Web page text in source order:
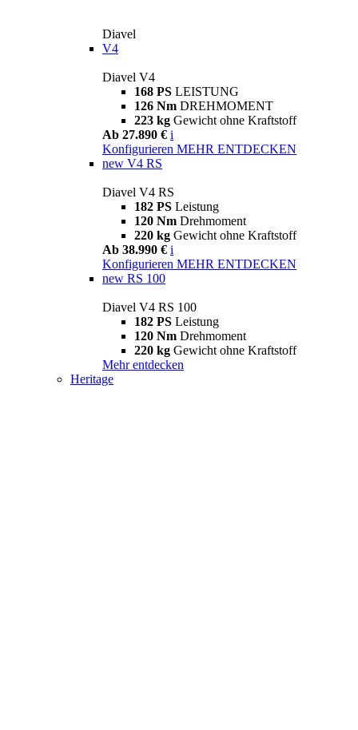
Diavel
V4
Diavel V4
168 PS LEISTUNG
126 Nm DREHMOMENT
223 kg Gewicht ohne Kraftstoff
Ab 27.890 € i
Konfigurieren MEHR ENTDECKEN
new V4 RS
Diavel V4 RS
182 PS Leistung
120 Nm Drehmoment
220 kg Gewicht ohne Kraftstoff
Ab 38.990 € i
Konfigurieren MEHR ENTDECKEN
new RS 100
Diavel V4 RS 100
182 PS Leistung
120 Nm Drehmoment
220 kg Gewicht ohne Kraftstoff
Mehr entdecken
Heritage